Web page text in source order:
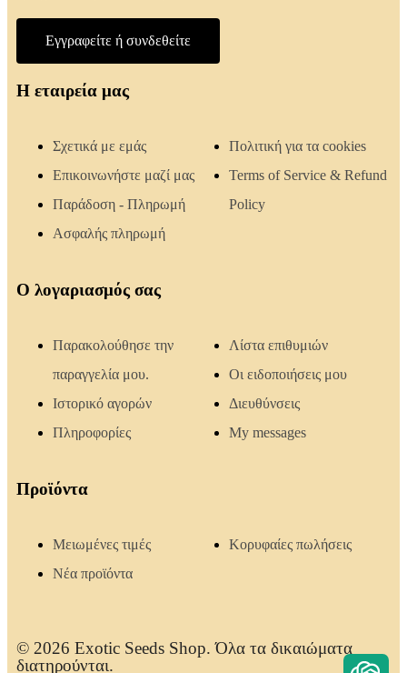
Εγγραφείτε ή συνδεθείτε
Η εταιρεία μας
Σχετικά με εμάς
Επικοινωνήστε μαζί μας
Παράδοση - Πληρωμή
Ασφαλής πληρωμή
Πολιτική για τα cookies
Terms of Service & Refund
Policy
Ο λογαριασμός σας
Παρακολούθησε την
παραγγελία μου.
Ιστορικό αγορών
Πληροφορίες
Λίστα επιθυμιών
Οι ειδοποιήσεις μου
Διευθύνσεις
My messages
Προϊόντα
Μειωμένες τιμές
Νέα προϊόντα
Κορυφαίες πωλήσεις
© 2026 Exotic Seeds Shop. Όλα τα δικαιώματα
διατηρούνται.